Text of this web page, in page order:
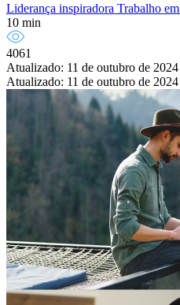
Liderança inspiradora Trabalho
10 min
4061
Atualizado: 11 de outubro de 2024
Atualizado: 11 de outubro de 2024